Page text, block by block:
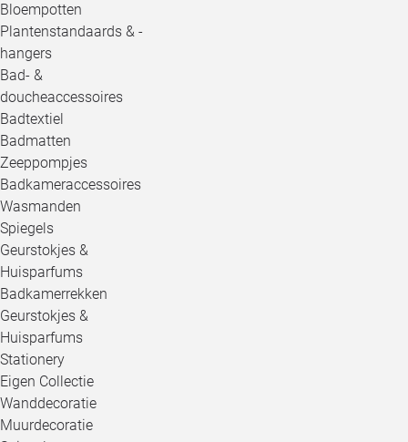
Bloempotten
Plantenstandaards & -
hangers
Bad- &
doucheaccessoires
Badtextiel
Badmatten
Zeeppompjes
Badkameraccessoires
Wasmanden
Spiegels
Geurstokjes &
Huisparfums
Badkamerrekken
Geurstokjes &
Huisparfums
Stationery
Eigen Collectie
Wanddecoratie
Muurdecoratie